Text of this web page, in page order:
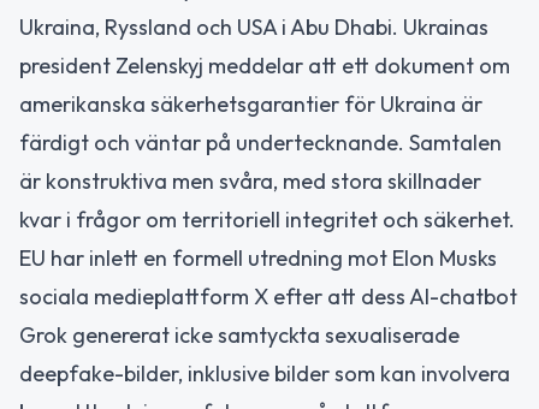
Ukraina, Ryssland och USA i Abu Dhabi. Ukrainas
president Zelenskyj meddelar att ett dokument om
amerikanska säkerhetsgarantier för Ukraina är
färdigt och väntar på undertecknande. Samtalen
är konstruktiva men svåra, med stora skillnader
kvar i frågor om territoriell integritet och säkerhet.
EU har inlett en formell utredning mot Elon Musks
sociala medieplattform X efter att dess AI-chatbot
Grok genererat icke samtyckta sexualiserade
deepfake-bilder, inklusive bilder som kan involvera